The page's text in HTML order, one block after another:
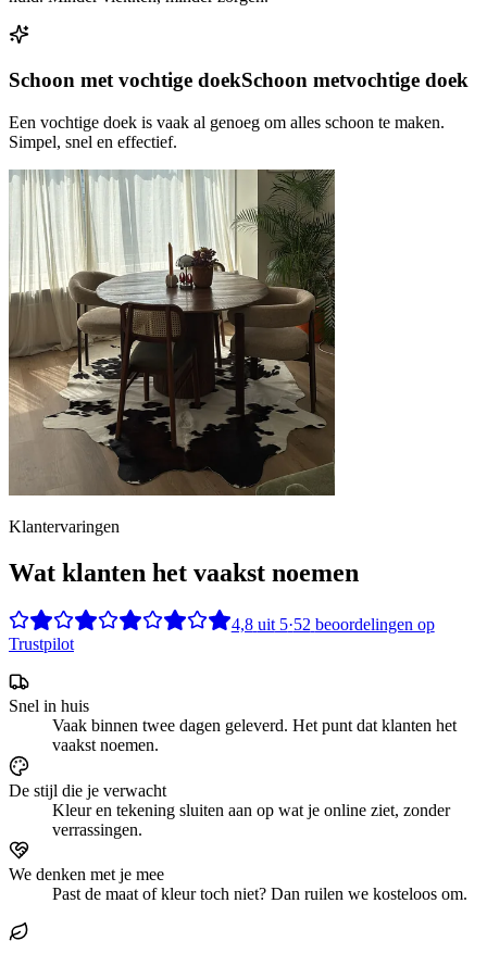
Schoon met vochtige doekSchoon metvochtige doek
Een vochtige doek is vaak al genoeg om alles schoon te maken.
Simpel, snel en effectief.
Klantervaringen
Wat klanten het vaakst noemen
4,8 uit5·52 beoordelingen op
Trustpilot
Snel in huis
Vaak binnen twee dagen geleverd. Het punt dat klanten het
vaakst noemen.
De stijl die je verwacht
Kleur en tekening sluiten aan op wat je online ziet, zonder
verrassingen.
We denken met je mee
Past de maat of kleur toch niet? Dan ruilen we kosteloos om.